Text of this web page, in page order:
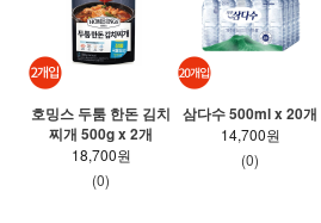
호밍스 두툼 한돈 김치
찌개 500g x 2개
18,700원
(0)
삼다수 500ml x 20개
14,700원
(0)